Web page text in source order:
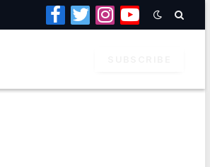
Facebook
TwitterInstagramYouTube